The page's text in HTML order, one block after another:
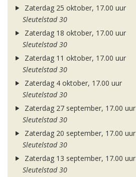
Zaterdag 25 oktober, 17.00 uur
Sleutelstad 30
Zaterdag 18 oktober, 17.00 uur
Sleutelstad 30
Zaterdag 11 oktober, 17.00 uur
Sleutelstad 30
Zaterdag 4 oktober, 17.00 uur
Sleutelstad 30
Zaterdag 27 september, 17.00 uur
Sleutelstad 30
Zaterdag 20 september, 17.00 uur
Sleutelstad 30
Zaterdag 13 september, 17.00 uur
Sleutelstad 30